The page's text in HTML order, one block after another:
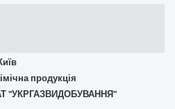
продукція
АТ "УКРГАЗВИДОБУВАННЯ"